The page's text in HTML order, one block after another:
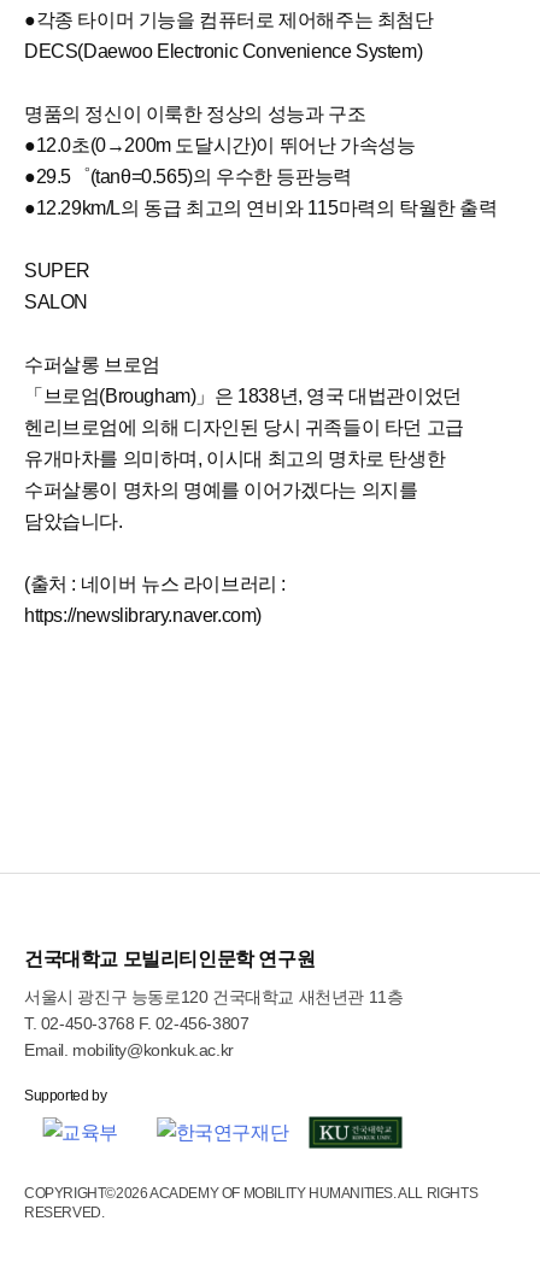
●각종 타이머 기능을 컴퓨터로 제어해주는 최첨단
DECS(Daewoo Electronic Convenience System)
명품의 정신이 이룩한 정상의 성능과 구조
●12.0초(0→200m 도달시간)이 뛰어난 가속성능
●29.5゜(tanθ=0.565)의 우수한 등판능력
●12.29km/L의 동급 최고의 연비와 115마력의 탁월한 출력
SUPER
SALON
수퍼살롱 브로엄
「브로엄(Brougham)」은 1838년, 영국 대법관이었던
헨리브로엄에 의해 디자인된 당시 귀족들이 타던 고급
유개마차를 의미하며, 이시대 최고의 명차로 탄생한
수퍼살롱이 명차의 명예를 이어가겠다는 의지를
담았습니다.
(출처 : 네이버 뉴스 라이브러리 :
https://newslibrary.naver.com)
건국대학교 모빌리티인문학 연구원
서울시 광진구 능동로120 건국대학교 새천년관 11층
T. 02-450-3768 F. 02-456-3807
Email. mobility@konkuk.ac.kr
COPYRIGHT©2026 ACADEMY OF MOBILITY HUMANITIES. ALL RIGHTS
RESERVED.